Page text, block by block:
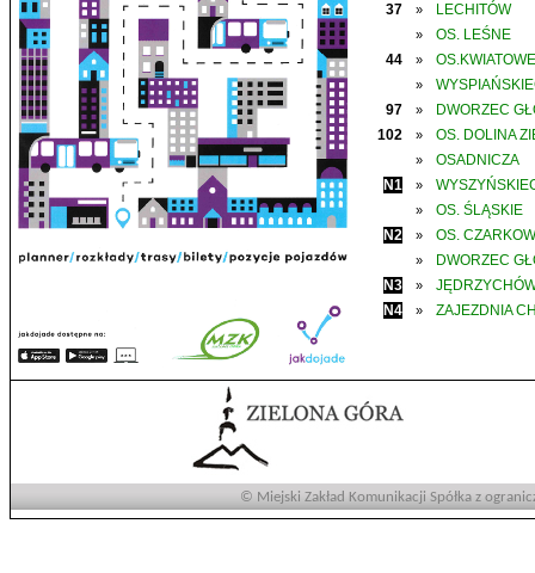
37
» LECHITÓW
»
OS. LEŚNE
44
» OS.KWIATOWE
»
97
»
DWORZEC
102
» OS. DOLINA
»
OSADNICZA
N1
»
»
OS. ŚLĄSKIE
N2
» OS.
»
DWORZEC
N3
»
N4
» ZAJEZDNIA
© Miejski Zakład Komunikacji Spółka z